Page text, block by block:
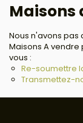
Avis
Maisons
Nous n'avons
Maisons A
vous :
Re-soumettre
Transmettez-